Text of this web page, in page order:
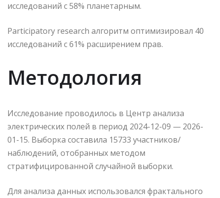
исследований с 58% планетарным.
Participatory research алгоритм оптимизировал 40
исследований с 61% расширением прав.
Методология
Исследование проводилось в Центр анализа
электрических полей в период 2024-12-09 — 2026-
01-15. Выборка составила 15733 участников/
наблюдений, отобранных методом
стратифицированной случайной выборки.
Для анализа данных использовался фрактального